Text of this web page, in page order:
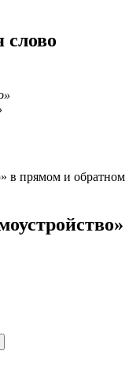
в прямом и обратном